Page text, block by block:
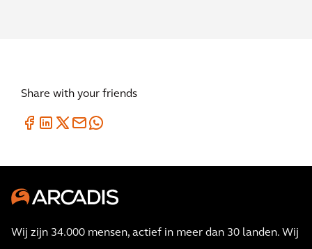
Share with your friends
Wij zijn 34.000 mensen, actief in meer dan 30 landen. Wij